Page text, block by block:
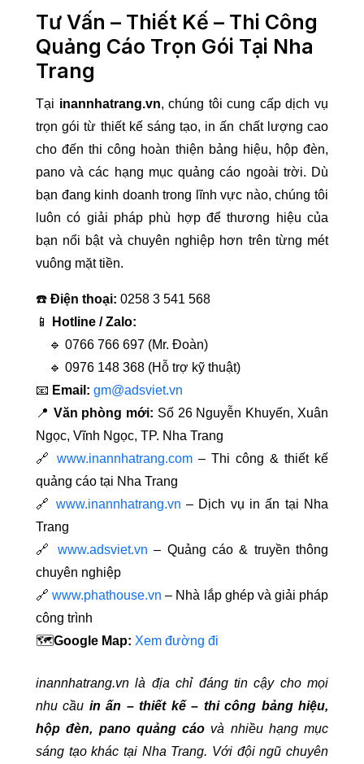
Tư Vấn – Thiết Kế – Thi Công
Quảng Cáo Trọn Gói Tại Nha
Trang
Tại inannhatrang.vn, chúng tôi cung cấp dịch vụ
trọn gói từ thiết kế sáng tạo, in ấn chất lượng cao
cho đến thi công hoàn thiện bảng hiệu, hộp đèn,
pano và các hạng mục quảng cáo ngoài trời. Dù
bạn đang kinh doanh trong lĩnh vực nào, chúng tôi
luôn có giải pháp phù hợp để thương hiệu của
bạn nổi bật và chuyên nghiệp hơn trên từng mét
vuông mặt tiền.
☎️ Điện thoại: 0258 3 541 568
📱
Hotline / Zalo:
🔹 0766 766 697 (Mr. Đoàn)
🔹 0976 148 368 (Hỗ trợ kỹ thuật)
📧 Email: gm@adsviet.vn
📍 Văn phòng mới: Số 26 Nguyễn Khuyến, Xuân
Ngọc, Vĩnh Ngọc, TP. Nha Trang
🔗 www.inannhatrang.com – Thi công & thiết kế
quảng cáo tại Nha Trang
🔗 www.inannhatrang.vn – Dịch vụ in ấn tại Nha
Trang
🔗 www.adsviet.vn – Quảng cáo & truyền thông
chuyên nghiệp
🔗www.phathouse.vn – Nhà lắp ghép và giải pháp
công trình
🗺️Google Map: Xem đường đi
inannhatrang.vn là địa chỉ đáng tin cậy cho mọi
nhu cầu in ấn – thiết kế – thi công bảng hiệu,
hộp đèn, pano quảng cáo và nhiều hạng mục
sáng tạo khác tại Nha Trang. Với đội ngũ chuyên